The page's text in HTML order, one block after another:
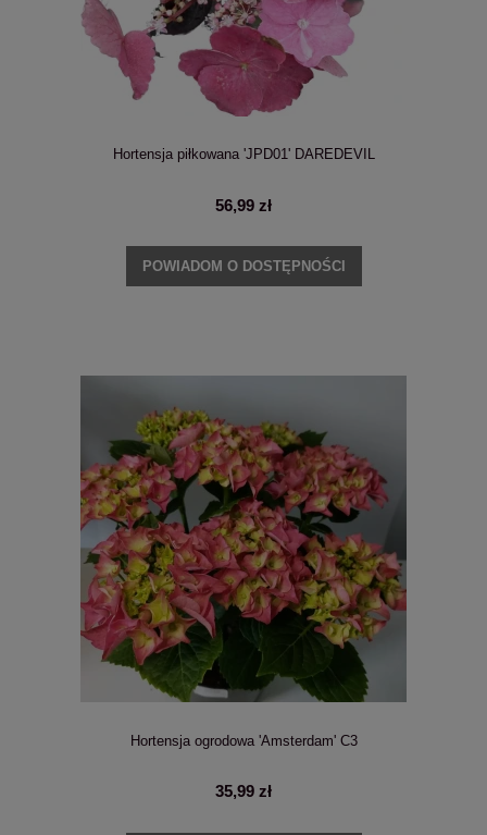
Hortensja piłkowana 'JPD01' DAREDEVIL
56,99 zł
POWIADOM O DOSTĘPNOŚCI
Hortensja ogrodowa 'Amsterdam' C3
35,99 zł